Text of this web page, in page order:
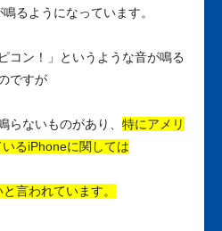
るようになっています。
コン！」というような音が鳴る
ですが
らないものがあり、 特にアメリ
るiPhoneに関しては
言われています。